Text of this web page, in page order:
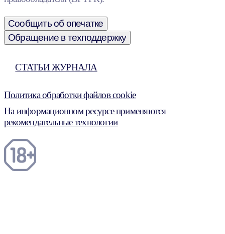
Сообщить об опечатке
Обращение в техподдержку
СТАТЬИ ЖУРНАЛА
Политика обработки файлов cookie
На информационном ресурсе применяются
рекомендательные технологии